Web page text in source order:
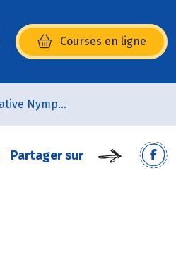
Courses en ligne
fenêtre)
Coopérative Nymphéa
Partager sur